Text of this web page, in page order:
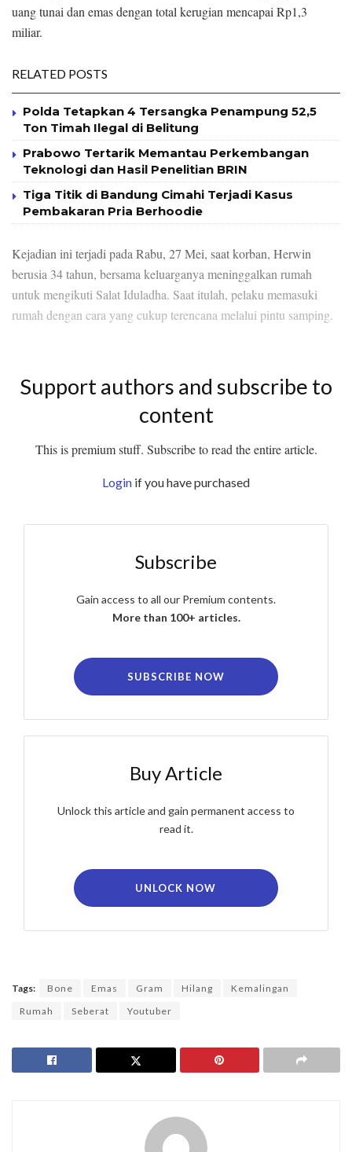
uang tunai dan emas dengan total kerugian mencapai Rp1,3
miliar.
RELATED POSTS
Polda Tetapkan 4 Tersangka Penampung 52,5
Ton Timah Ilegal di Belitung
Prabowo Tertarik Memantau Perkembangan
Teknologi dan Hasil Penelitian BRIN
Tiga Titik di Bandung Cimahi Terjadi Kasus
Pembakaran Pria Berhoodie
Kejadian ini terjadi pada Rabu, 27 Mei, saat korban, Herwin
berusia 34 tahun, bersama keluarganya meninggalkan rumah
untuk mengikuti Salat Iduladha. Saat itulah, pelaku memasuki
rumah dengan cara yang cukup terencana melalui pintu samping.
Support authors and subscribe to
content
This is premium stuff. Subscribe to read the entire article.
Login if you have purchased
Subscribe
Gain access to all our Premium contents.
More than 100+ articles.
SUBSCRIBE NOW
Buy Article
Unlock this article and gain permanent access to
read it.
UNLOCK NOW
Tags: Bone Emas Gram Hilang
Kemalingan
Rumah
Seberat Youtuber